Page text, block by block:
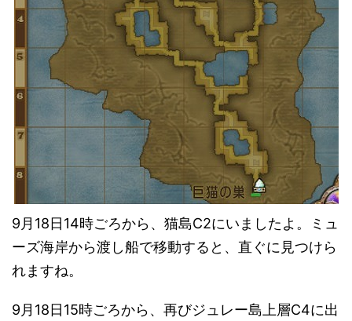
9月18日14時ごろから、猫島C2にいましたよ。ミュ
ーズ海岸から渡し船で移動すると、直ぐに見つけら
れますね。
9月18日15時ごろから、再びジュレー島上層C4に出